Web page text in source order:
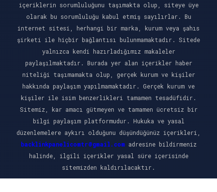
içeriklerin sorumluluğunu taşımakta olup, siteye üye
olarak bu sorumluluğu kabul etmiş sayılırlar. Bu
internet sitesi, herhangi bir marka, kurum veya şahıs
şirketi ile hiçbir bağlantısı bulunmamaktadır. Sitede
yalnızca kendi hazırladığımız makaleler
paylaşılmaktadır. Burada yer alan içerikler haber
niteliği taşımamakta olup, gerçek kurum ve kişiler
hakkında paylaşım yapılmamaktadır. Gerçek kurum ve
kişiler ile isim benzerlikleri tamamen tesadüfidir.
Sitemiz, kar amacı gütmeyen ve tamamen ücretsiz bir
bilgi paylaşım platformudur. Hukuka ve yasal
düzenlemelere aykırı olduğunu düşündüğünüz içerikleri,
backlinkpanelicomtr@gmail.comadresine bildirmeniz
halinde, ilgili içerikler yasal süre içerisinde
sitemizden kaldırılacaktır.